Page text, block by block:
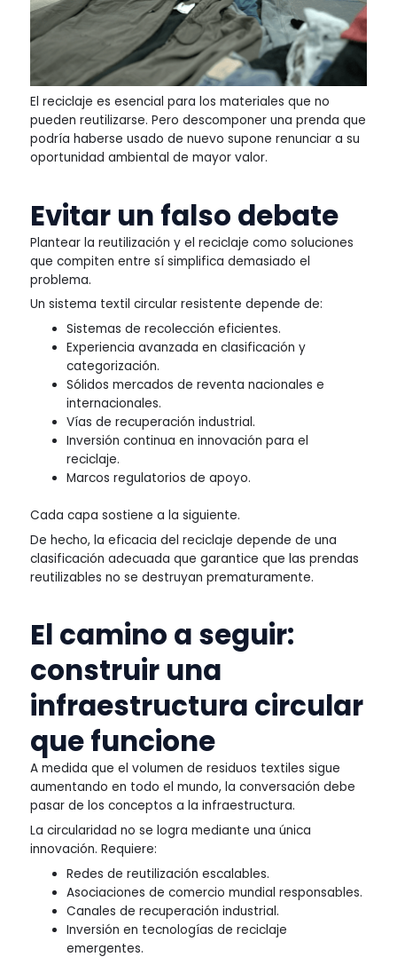
El reciclaje es esencial para los materiales que no
pueden reutilizarse. Pero descomponer una prenda que
podría haberse usado de nuevo supone renunciar a su
oportunidad ambiental de mayor valor.
Evitar un falso debate
Plantear la reutilización y el reciclaje como soluciones
que compiten entre sí simplifica demasiado el
problema.
Un sistema textil circular resistente depende de:
Sistemas de recolección eficientes.
Experiencia avanzada en clasificación y
categorización.
Sólidos mercados de reventa nacionales e
internacionales.
Vías de recuperación industrial.
Inversión continua en innovación para el
reciclaje.
Marcos regulatorios de apoyo.
Cada capa sostiene a la siguiente.
De hecho, la eficacia del reciclaje depende de una
clasificación adecuada que garantice que las prendas
reutilizables no se destruyan prematuramente.
El camino a seguir:
construir una
infraestructura circular
que funcione
A medida que el volumen de residuos textiles sigue
aumentando en todo el mundo, la conversación debe
pasar de los conceptos a la infraestructura.
La circularidad no se logra mediante una única
innovación. Requiere:
Redes de reutilización escalables.
Asociaciones de comercio mundial responsables.
Canales de recuperación industrial.
Inversión en tecnologías de reciclaje
emergentes.